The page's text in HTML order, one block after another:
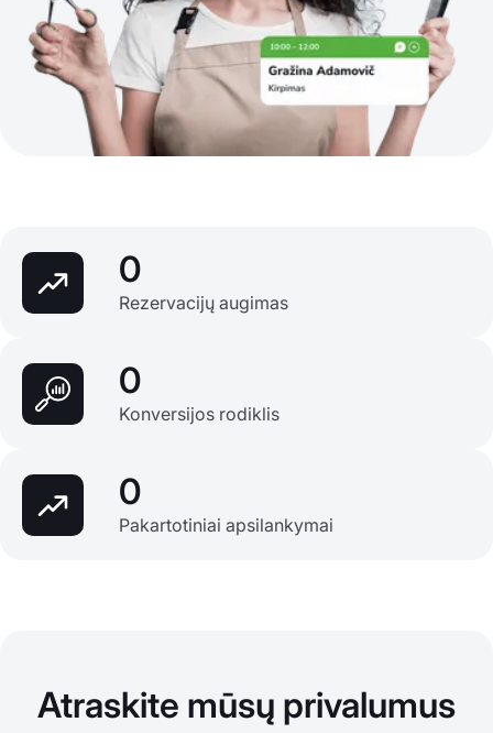
0
Rezervacijų augimas
0
Konversijos rodiklis
0
Pakartotiniai apsilankymai
Atraskite mūsų privalumus